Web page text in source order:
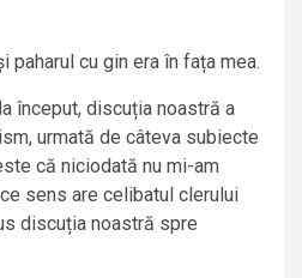
paharul cu gin era în fața mea.
început, discuția noastră a
urmată de câteva subiecte
că niciodată nu mi-am
sens are celibatul clerului
discuția noastră spre